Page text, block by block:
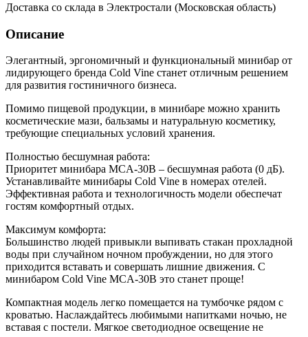
Доставка со склада в Электростали (Московская область)
Описание
Элегантный, эргономичный и функциональный минибар от
лидирующего бренда Cold Vine станет отличным решением
для развития гостиничного бизнеса.
Помимо пищевой продукции, в минибаре можно хранить
косметические мази, бальзамы и натуральную косметику,
требующие специальных условий хранения.
Полностью бесшумная работа:
Приоритет минибара MCA-30B – бесшумная работа (0 дБ).
Устанавливайте минибары Cold Vine в номерах отелей.
Эффективная работа и технологичность модели обеспечат
гостям комфортный отдых.
Максимум комфорта:
Большинство людей привыкли выпивать стакан прохладной
воды при случайном ночном пробуждении, но для этого
приходится вставать и совершать лишние движения. С
минибаром Cold Vine MCA-30B это станет проще!
Компактная модель легко помещается на тумбочке рядом с
кроватью. Наслаждайтесь любимыми напитками ночью, не
вставая с постели. Мягкое светодиодное освещение не